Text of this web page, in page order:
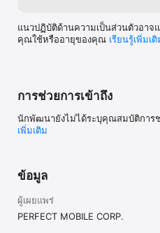
favorite foundation shade as
the more the customers try, the
integration of product
later purchase online or
retail experience.
Business today!
Privacy Policy:
https://www.perfectcorp.com/
ml
แนวปฏิบัติด้านความเป็นส่วนตัวอา
คุณใช้หรืออายุของคุณ เรียนรู้เพิ่มเติ
การช่วยการเข้าถึง
นักพัฒนายังไม่ได้ระบุคุณสมบัติการช่
เพิ่มเติม
ข้อมูล
ผู้เผยแพร่
PERFECT MOBILE CORP.